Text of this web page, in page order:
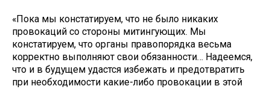
«Пока мы констатируем, что не было никаких
провокаций со стороны митингующих. Мы
констатируем, что органы правопорядка весьма
корректно выполняют свои обязанности… Надеемся,
что и в будущем удастся избежать и предотвратить
при необходимости какие-либо провокации в этой